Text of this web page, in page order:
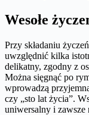
Wesołe
Przy składaniu
uwzględnić kilka
delikatny, zgodny z
Można sięgnąć po
wprowadzą
czy „sto lat życia”.
uniwersalny i